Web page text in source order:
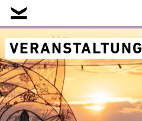
Skip
to
content
VERANSTALTUNG